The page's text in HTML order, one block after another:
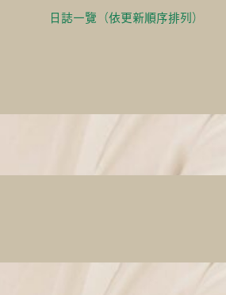
日誌一覽（依更新順序排列）